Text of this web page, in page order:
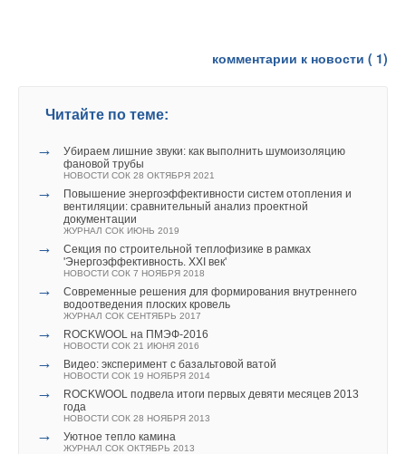
комментарии к новости ( 1)
Читайте по теме:
→
Убираем лишние звуки: как выполнить шумоизоляцию
фановой трубы
НОВОСТИ СОК 28 ОКТЯБРЯ 2021
→
Повышение энергоэффективности систем отопления и
вентиляции: сравнительный анализ проектной
документации
ЖУРНАЛ СОК ИЮНЬ 2019
→
Секция по строительной теплофизике в рамках
'Энергоэффективность. XXI век'
НОВОСТИ СОК 7 НОЯБРЯ 2018
→
Современные решения для формирования внутреннего
водоотведения плоских кровель
ЖУРНАЛ СОК СЕНТЯБРЬ 2017
→ ROCKWOOL на ПМЭФ-2016
НОВОСТИ СОК 21 ИЮНЯ 2016
→ Видео: эксперимент с базальтовой ватой
НОВОСТИ СОК 19 НОЯБРЯ 2014
→
ROCKWOOL подвела итоги первых девяти месяцев 2013
года
НОВОСТИ СОК 28 НОЯБРЯ 2013
→ Уютное тепло камина
ЖУРНАЛ СОК ОКТЯБРЬ 2013